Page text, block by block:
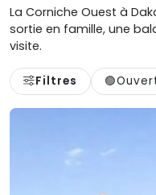
La Corniche Ouest à
sortie en famille, une
visite.
Filtres 🟢